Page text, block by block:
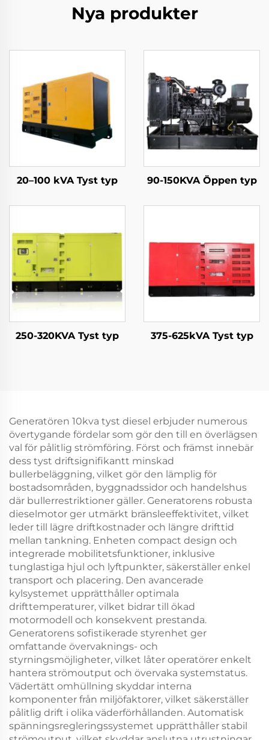
Nya produkter
20–100 kVA Tyst typ 90-150KVA Öppen typ
250-320KVA Tyst typ 375-625kVA Tyst typ
Generatören 10kva tyst diesel erbjuder numerous
övertygande fördelar som gör den till en överlägsen
val för pålitlig strömföring. Först och främst innebär
dess tyst driftsignifikantt minskad
bullerbeläggning, vilket gör den lämplig för
bostadsområden, byggnadssidor och handelshus
där bullerrestriktioner gäller. Generatorens robusta
dieselmotor ger utmärkt bränsleeffektivitet, vilket
leder till lägre driftkostnader och längre drifttid
mellan tankning. Enheten compact design och
integrerade mobilitetsfunktioner, inklusive
tunglastiga hjul och lyftpunkter, säkerställer enkel
transport och placering. Den avancerade
kylsystemet upprätthåller optimala
drifttemperaturer, vilket bidrar till ökad
motormodell och konsekvent prestanda.
Generatorens sofistikerade styrenhet ger
omfattande övervaknings- och
styrningsmöjligheter, vilket låter operatörer enkelt
hantera strömoutput och övervaka systemstatus.
Vädertätt omhüllning skyddar interna
komponenter från miljöfaktorer, vilket säkerställer
pålitlig drift i olika väderförhållanden. Automatisk
spänningsregleringssystemet upprätthåller stabil